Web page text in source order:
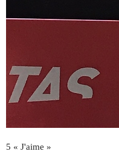
5 « J'aime »